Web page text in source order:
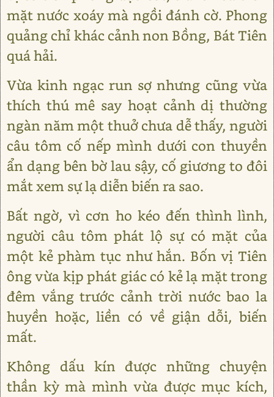
mặt nước xoáy mà ngồi đánh cờ. Phong
quảng chỉ khác cảnh non Bồng, Bát Tiên
quá hải.
Vừa kinh ngạc run sợ nhưng cũng vừa
thích thú mê say hoạt cảnh dị thường
ngàn năm một thuở chưa dễ thấy, người
câu tôm cố nếp mình dưới con thuyền
ẩn dạng bên bờ lau sậy, cố giương to đôi
mắt xem sự lạ diễn biến ra sao.
Bất ngờ, vì cơn ho kéo đến thình lình,
người câu tôm phát lộ sự có mặt của
một kẻ phàm tục như hắn. Bốn vị Tiên
ông vừa kịp phát giác có kẻ lạ mặt trong
đêm vắng trước cảnh trời nước bao la
huyền hoặc, liền có về giận dỗi, biến
mất.
Không dấu kín được những chuyện
thần kỳ mà mình vừa được mục kích,